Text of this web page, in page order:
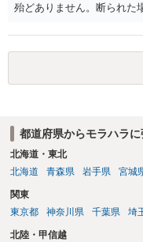
殆どありません。断られた
高いためです。 実務的に
を進める選択を採らざるを
都道府県からモラハラ
北海道・東北
北海道
青森県 岩手県 宮城
関東
東京都
神奈川県 千葉県 埼
北陸・甲信越